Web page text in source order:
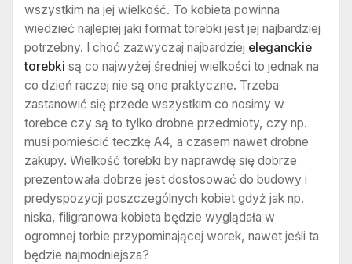
wszystkim na jej wielkość. To kobieta powinna
wiedzieć najlepiej jaki format torebki jest jej najbardziej
potrzebny. I choć zazwyczaj najbardziej eleganckie
torebki są co najwyżej średniej wielkości to jednak na
co dzień raczej nie są one praktyczne. Trzeba
zastanowić się przede wszystkim co nosimy w
torebce czy są to tylko drobne przedmioty, czy np.
musi pomieścić teczkę A4, a czasem nawet drobne
zakupy. Wielkość torebki by naprawdę się dobrze
prezentowała dobrze jest dostosować do budowy i
predyspozycji poszczególnych kobiet gdyż jak np.
niska, filigranowa kobieta będzie wyglądała w
ogromnej torbie przypominającej worek, nawet jeśli ta
będzie najmodniejsza?